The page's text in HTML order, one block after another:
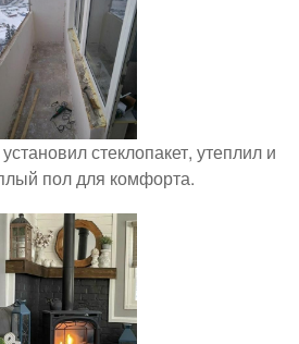
стеклопакет, утеплил и
пол для комфорта.